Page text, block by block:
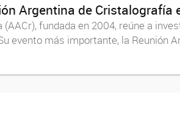
Argentina de Cristalografía
fundada en 2004, reúne a
evento más importante, la Reunión